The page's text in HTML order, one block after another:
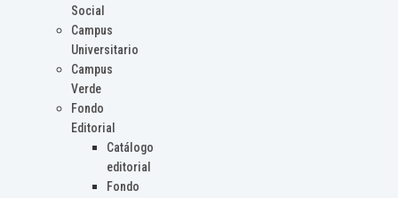
Social
Campus
Universitario
Campus
Verde
Fondo
Editorial
Catálogo
editorial
Fondo